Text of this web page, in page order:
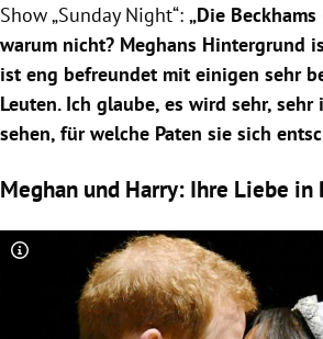
Show „Sunday Night“: „Die Beckhams
warum nicht? Meghans Hintergrund
ist eng befreundet mit einigen sehr
Leuten. Ich glaube, es wird sehr, sehr
sehen, für welche Paten sie sich
Meghan und Harry: Ihre Liebe in
Copyright-Hinweis öffnen/schließen